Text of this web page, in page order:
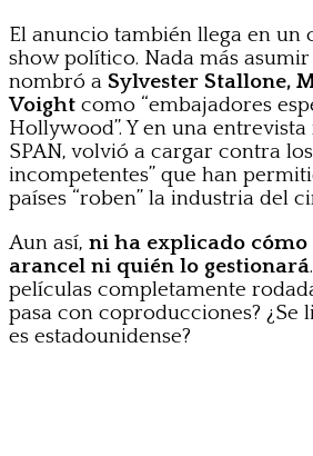
El anuncio también llega en un
show político. Nada más
nombró a Sylvester Stallone,
Voight como “embajadores
Hollywood”. Y en una
SPAN, volvió a cargar contra
incompetentes” que han
países “roben” la industria del
Aun así, ni ha explicado cómo
arancel ni quién lo gestionará
películas completamente
pasa con coproducciones? ¿Se
es estadounidense?